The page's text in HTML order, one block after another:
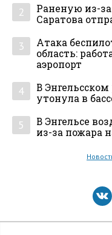
2
Раненую из-
Саратова
3
Атака
область:
аэропорт
4
В
утонула в
5
В Энгельсе
из-за пожара